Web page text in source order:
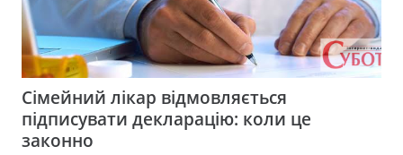
Сімейний лікар відмовляється
підписувати декларацію: коли це
законно